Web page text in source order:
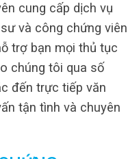
cung cấp dịch vụ
và công chứng viên
trợ bạn mọi thủ tục
chúng tôi qua số
đến trực tiếp văn
tận tình và chuyên